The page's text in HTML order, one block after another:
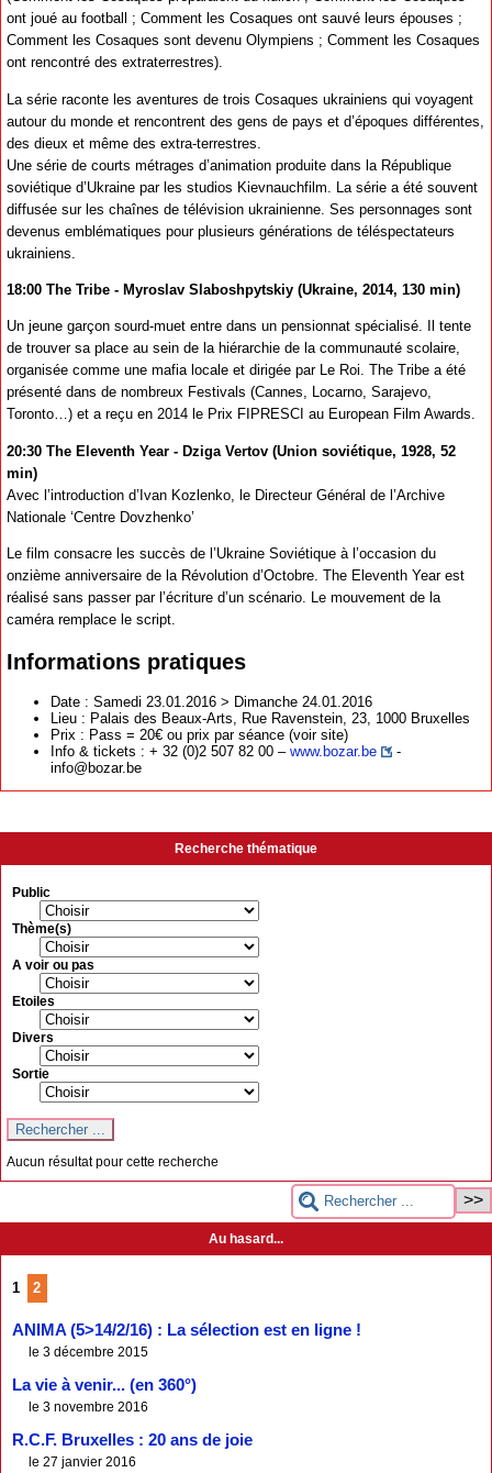
ont joué au football ; Comment les Cosaques ont sauvé leurs épouses ;
Comment les Cosaques sont devenu Olympiens ; Comment les Cosaques
ont rencontré des extraterrestres).
La série raconte les aventures de trois Cosaques ukrainiens qui voyagent
autour du monde et rencontrent des gens de pays et d’époques différentes,
des dieux et même des extra-terrestres.
Une série de courts métrages d’animation produite dans la République
soviétique d’Ukraine par les studios Kievnauchfilm. La série a été souvent
diffusée sur les chaînes de télévision ukrainienne. Ses personnages sont
devenus emblématiques pour plusieurs générations de téléspectateurs
ukrainiens.
18:00 The Tribe - Myroslav Slaboshpytskiy (Ukraine, 2014, 130 min)
Un jeune garçon sourd-muet entre dans un pensionnat spécialisé. Il tente
de trouver sa place au sein de la hiérarchie de la communauté scolaire,
organisée comme une mafia locale et dirigée par Le Roi. The Tribe a été
présenté dans de nombreux Festivals (Cannes, Locarno, Sarajevo,
Toronto…) et a reçu en 2014 le Prix FIPRESCI au European Film Awards.
20:30 The Eleventh Year - Dziga Vertov (Union soviétique, 1928, 52
min)
Avec l’introduction d’Ivan Kozlenko, le Directeur Général de l’Archive
Nationale ‘Centre Dovzhenko’
Le film consacre les succès de l’Ukraine Soviétique à l’occasion du
onzième anniversaire de la Révolution d’Octobre. The Eleventh Year est
réalisé sans passer par l’écriture d’un scénario. Le mouvement de la
caméra remplace le script.
Informations pratiques
Date : Samedi 23.01.2016 > Dimanche 24.01.2016
Lieu : Palais des Beaux-Arts, Rue Ravenstein, 23, 1000 Bruxelles
Prix : Pass = 20€ ou prix par séance (voir site)
Info & tickets : + 32 (0)2 507 82 00 – www.bozar.be
-
info@bozar.be
Recherche thématique
Public
Thème(s)
A voir ou pas
Etoiles
Divers
Sortie
Aucun résultat pour cette recherche
Au hasard...
1 2
ANIMA (5>14/2/16) : La sélection est en ligne !
le 3 décembre 2015
La vie à venir... (en 360°)
le 3 novembre 2016
R.C.F. Bruxelles : 20 ans de joie
le 27 janvier 2016